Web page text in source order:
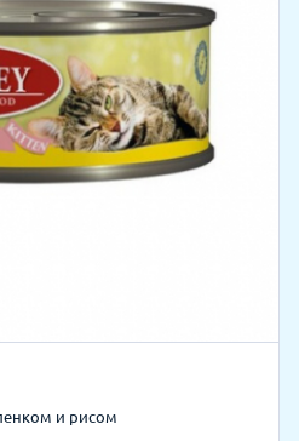
и рисом